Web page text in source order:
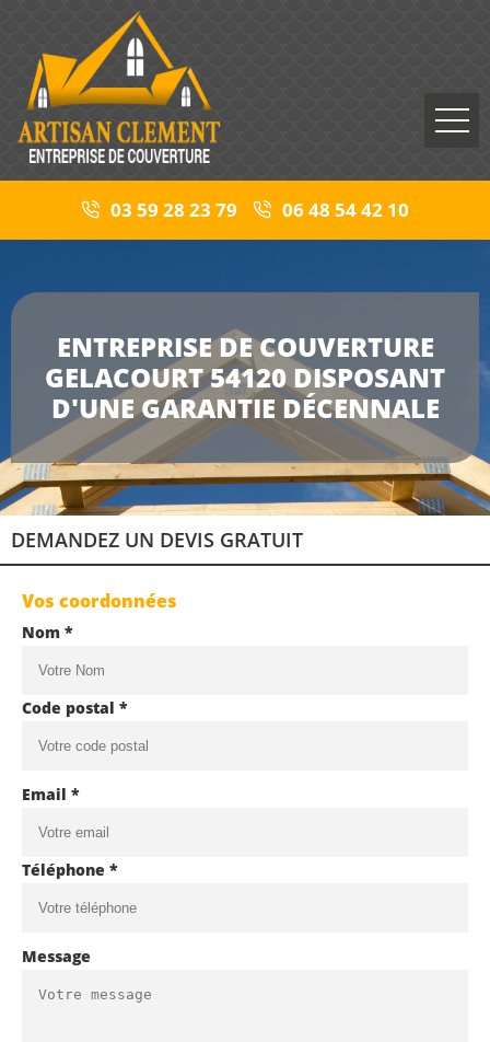
03 59 28 23 79 06 48 54 42 10
ENTREPRISE DE COUVERTURE
GELACOURT 54120 DISPOSANT
D'UNE GARANTIE DÉCENNALE
DEMANDEZ UN DEVIS GRATUIT
Vos coordonnées
Nom *
Code postal *
Email *
Téléphone *
Message